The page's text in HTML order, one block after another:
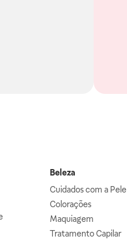
Beleza
Cuidados com a Pele
Colorações
Maquiagem
Tratamento Capilar